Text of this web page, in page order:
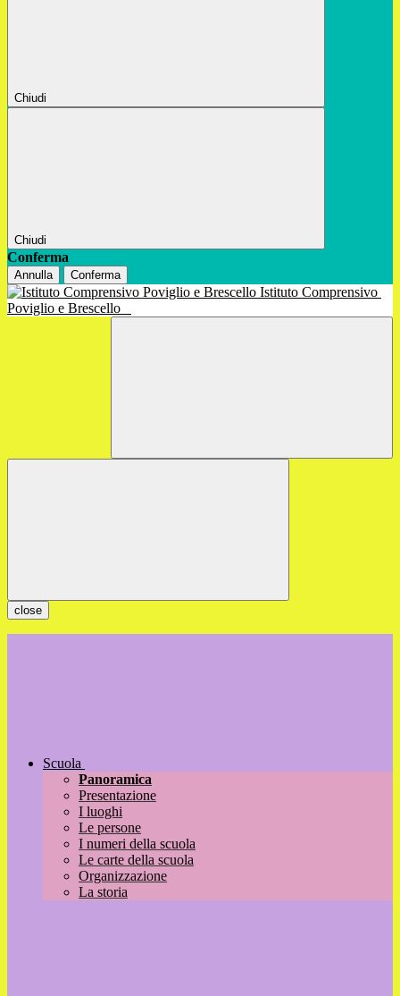
Chiudi
Chiudi
Conferma
Annulla Conferma
Istituto Comprensivo
Poviglio e Brescello
close
Scuola
Panoramica
Presentazione
I luoghi
Le persone
I numeri della scuola
Le carte della scuola
Organizzazione
La storia